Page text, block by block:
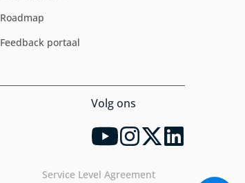
Roadmap
Feedback portaal
Volg ons
Service Level Agreement